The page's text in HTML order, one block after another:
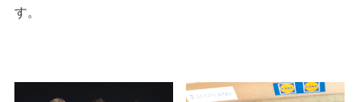
す。